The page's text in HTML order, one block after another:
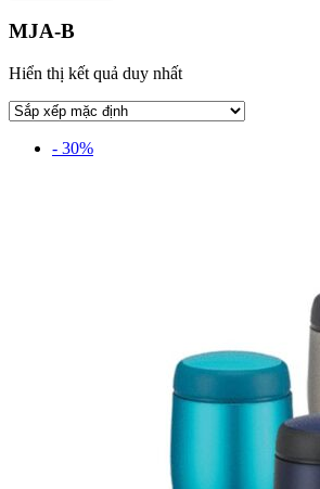
MJA-B
Hiển thị kết quả duy nhất
- 30%